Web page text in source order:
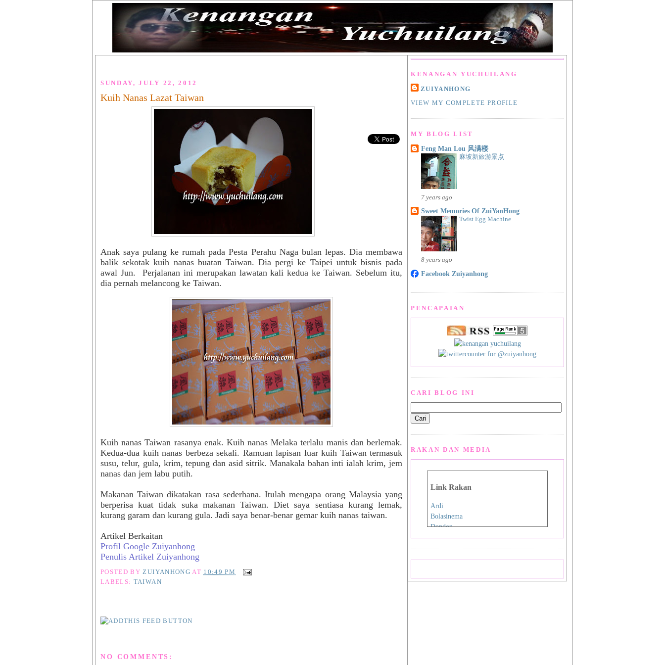
SUNDAY, JULY 22, 2012
Kuih Nanas Lazat Taiwan
Anak saya pulang ke rumah pada Pesta Perahu Naga bulan lepas. Dia membawa
balik sekotak kuih nanas buatan Taiwan. Dia pergi ke Taipei untuk bisnis pada
awal Jun. Perjalanan ini merupakan lawatan kali kedua ke Taiwan. Sebelum itu,
dia pernah melancong ke Taiwan.
Kuih nanas Taiwan rasanya enak. Kuih nanas Melaka terlalu manis dan berlemak.
Kedua-dua kuih nanas berbeza sekali. Ramuan lapisan luar kuih Taiwan termasuk
susu, telur, gula, krim, tepung dan asid sitrik. Manakala bahan inti ialah krim, jem
nanas dan jem labu putih.
Makanan Taiwan dikatakan rasa sederhana. Itulah mengapa orang Malaysia yang
berperisa kuat tidak suka makanan Taiwan. Diet saya sentiasa kurang lemak,
kurang garam dan kurang gula. Jadi saya benar-benar gemar kuih nanas taiwan.
Artikel Berkaitan
Profil Google Zuiyanhong
Penulis Artikel Zuiyanhong
POSTED BY ZUIYANHONG AT 10:49 PM
LABELS: TAIWAN
NO COMMENTS:
KENANGAN YUCHUILANG
ZUIYANHONG
VIEW MY COMPLETE PROFILE
MY BLOG LIST
Feng Man Lou 风满楼
麻坡新旅游景点
7 years ago
Sweet Memories Of ZuiYanHong
Twist Egg Machine
8 years ago
Facebook Zuiyanhong
PENCAPAIAN
CARI BLOG INI
RAKAN DAN MEDIA
Link Rakan
Ardi
Bolasinema
Dondon
Eida
Feng Man Lou
Ironman